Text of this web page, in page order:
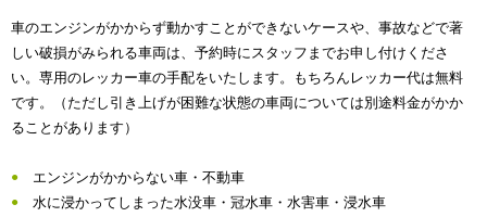
車のエンジンがかからず動かすことができないケースや、事故などで著
しい破損がみられる車両は、予約時にスタッフまでお申し付けくださ
い。専用のレッカー車の手配をいたします。もちろんレッカー代は無料
です。（ただし引き上げが困難な状態の車両については別途料金がかか
ることがあります）
エンジンがかからない車・不動車
水に浸かってしまった水没車・冠水車・水害車・浸水車